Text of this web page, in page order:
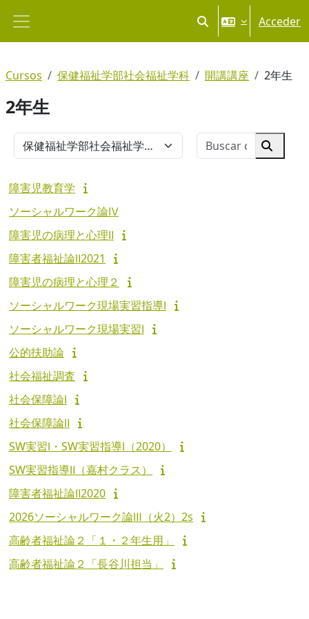
Panel lateral Selector deAcceder
Cursos 保健福祉学部社会福祉学科 開講講座 2年生
2年生
Categorías
Buscar
Buscar
障害児教育学
ソーシャルワーク論Ⅳ
障害児の病理と心理Ⅱ
障害者福祉論Ⅱ2021
障害児の病理と心理２
ソーシャルワーク現場実習指導Ⅰ
ソーシャルワーク現場実習Ⅰ
公的扶助論
社会福祉調査
社会保障論Ⅰ
社会保障論Ⅱ
SW実習Ⅰ・SW実習指導Ⅰ（2020）
SW実習指導Ⅱ（嘉村クラス）
障害者福祉論Ⅱ2020
2026ソーシャルワーク論Ⅲ（火2）2s
高齢者福祉論２「１・２年生用」
高齢者福祉論２「長谷川担当」